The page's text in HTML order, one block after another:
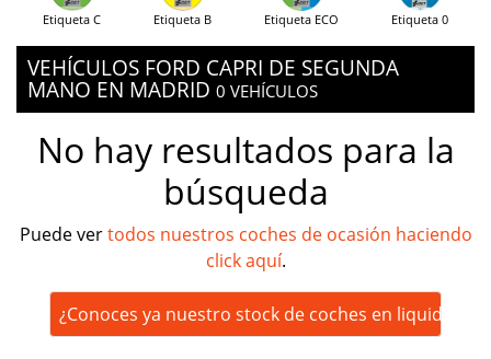
Etiqueta C Etiqueta B Etiqueta ECO Etiqueta 0
VEHÍCULOS FORD CAPRI DE SEGUNDA
MANO EN MADRID 0 VEHÍCULOS
No hay resultados para la
búsqueda
Puede vertodos nuestros coches de ocasión haciendo
click aquí.
¿Conoces ya nuestro stock de coches en